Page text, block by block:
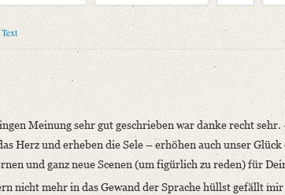
Meinung sehr gut geschrieben war danke recht
Herz und erheben die Sele – erhöhen auch unser
und ganz neue Scenen (um figürlich zu reden) für
nicht mehr in das Gewand der Sprache hüllst gefällt